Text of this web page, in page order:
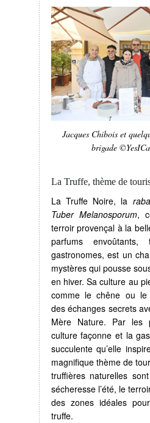
Jacques Chibois et
brigade
La Truffe, thème de
La Truffe Noire, la
Tuber Melanosporum,
terroir provençal à la
parfums
gastronomes, est un
mystères qui pousse
en hiver. Sa culture au
comme le chêne ou le
des échanges secrets
Mère Nature. Par les
culture façonne et la
succulente qu’elle
magnifique thème de
truffières naturelles
sécheresse l’été, le
des zones idéales
truffe.